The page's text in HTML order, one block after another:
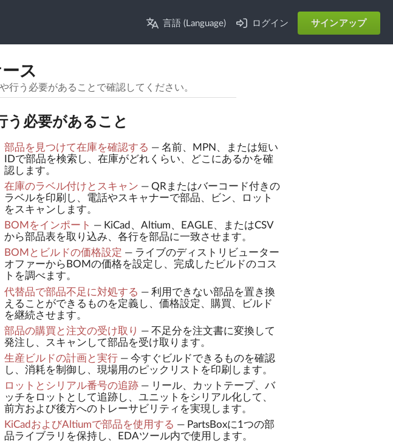
言語 (Language) ログイン サインアップ
ス
行う必要があることで確認してください。
う必要があること
部品を見つけて在庫を確認する — 名前、MPN、または短い
IDで部品を検索し、在庫がどれくらい、どこにあるかを確
認します。
在庫のラベル付けとスキャン — QRまたはバーコード付きの
ラベルを印刷し、電話やスキャナーで部品、ビン、ロット
をスキャンします。
BOMをインポート — KiCad、Altium、EAGLE、またはCSV
から部品表を取り込み、各行を部品に一致させます。
BOMとビルドの価格設定 — ライブのディストリビューター
オファーからBOMの価格を設定し、完成したビルドのコス
トを調べます。
代替品で部品不足に対処する — 利用できない部品を置き換
えることができるものを定義し、価格設定、購買、ビルド
を継続させます。
部品の購買と注文の受け取り — 不足分を注文書に変換して
発注し、スキャンして部品を受け取ります。
生産ビルドの計画と実行— 今すぐビルドできるものを確認
し、消耗を制御し、現場用のピックリストを印刷します。
ロットとシリアル番号の追跡— リール、カットテープ、バ
ッチをロットとして追跡し、ユニットをシリアル化して、
前方および後方へのトレーサビリティを実現します。
KiCadおよびAltiumで部品を使用する — PartsBoxに1つの部
品ライブラリを保持し、EDAツール内で使用します。